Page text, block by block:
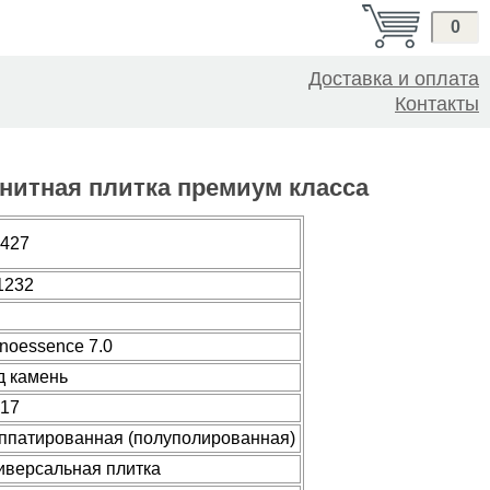
0
Доставка и оплата
Контакты
плитка премиум класса
7.0
камень
(полуполированная)
плитка